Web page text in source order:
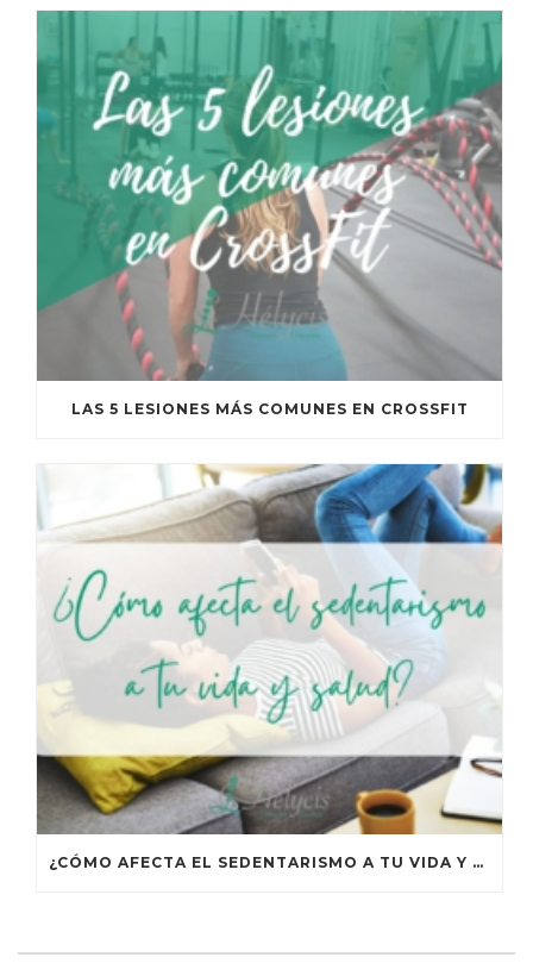
LAS 5 LESIONES MÁS COMUNES EN CROSSFIT
¿CÓMO AFECTA EL SEDENTARISMO A TU VIDA Y TU SALUD?